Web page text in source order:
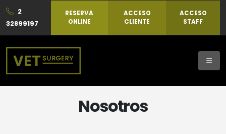
2
32899197
RESERVA
ONLINE
ACCESO
CLIENTE
ACCESO
STAFF
Nosotros